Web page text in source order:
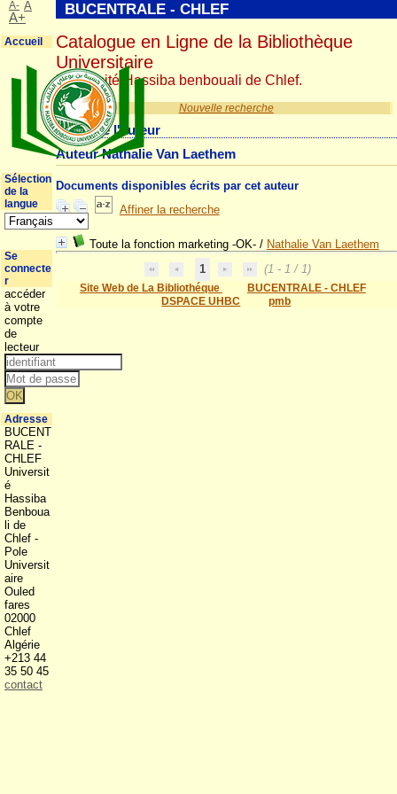
Nouvelle recherche
Détail de l'auteur
Auteur Nathalie Van Laethem
Documents disponibles écrits par cet auteur
Affiner la recherche
Toute la fonction marketing -OK-/ Nathalie Van Laethem
1
(1 - 1 / 1)
Site Web de La Bibliothéque
BUCENTRALE - CHLEF
DSPACE UHBC
pmb
BUCENTRALE - CHLEF
Catalogue en Ligne de la Bibliothèque
Universitaire
Université Hassiba benbouali de Chlef.
A- A
A+
Accueil
Sélection
de la
langue
Se
connecte
r
accéder
à votre
compte
de
lecteur
Adresse
BUCENT
RALE -
CHLEF
Universit
é
Hassiba
Benboua
li de
Chlef -
Pole
Universit
aire
Ouled
fares
02000
Chlef
Algérie
+213 44
35 50 45
contact